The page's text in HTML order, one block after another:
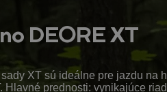
DEORE XT
XT sú ideálne pre jazdu na
Hlavné prednosti: vynikajúce